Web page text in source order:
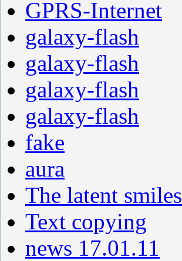
GPRS-Internet
galaxy-flash
galaxy-flash
galaxy-flash
galaxy-flash
fake
aura
The latent smiles
Text copying
news 17.01.11